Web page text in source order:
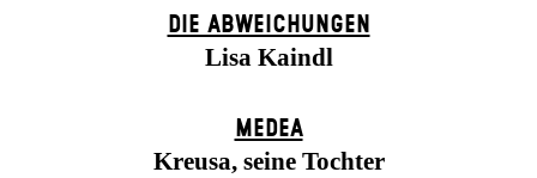
DIE ABWEICHUNGEN
Lisa Kaindl
MEDEA
Kreusa, seine Tochter